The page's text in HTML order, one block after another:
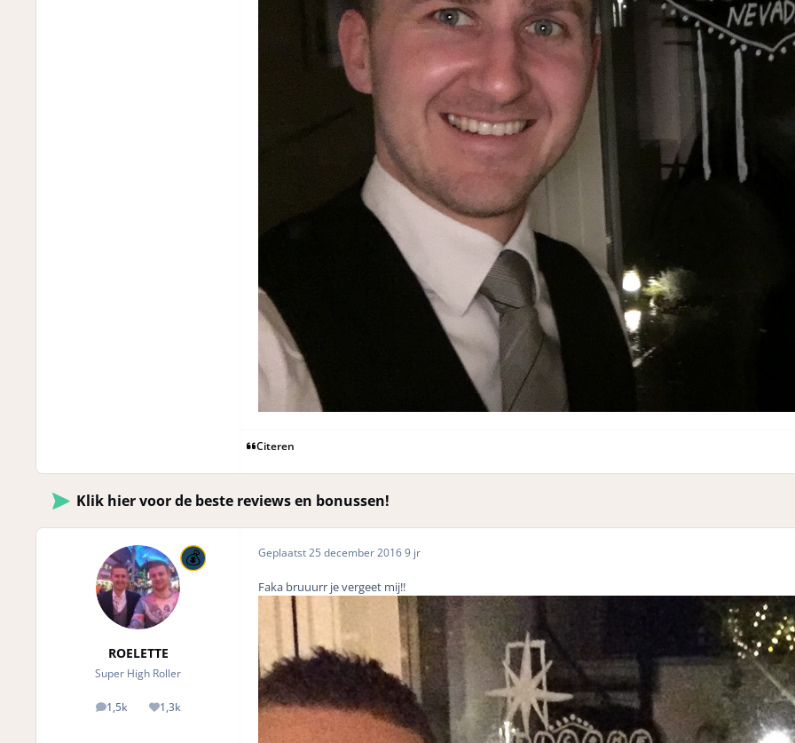
Citeren
Klik hier voor de beste reviews en bonussen!
ROELETTE
Super High Roller
1,5k
posts 1,3k
Reputation
Geplaatst25 december 20169 jr
Faka bruuurr je vergeet mij!!